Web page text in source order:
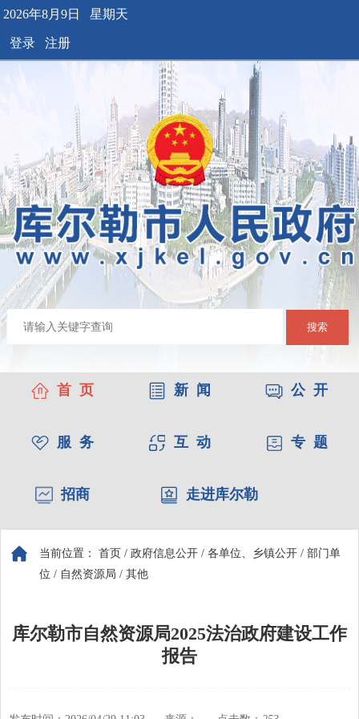
2026年8月9日 星期天
登录 注册
搜索
首 页 新 闻 公 开
服 务 互 动 专 题
招商 走进库尔勒
当前位置： 首页 / 政府信息公开 / 各单位、乡镇公开 / 部门单
位 / 自然资源局 / 其他
库尔勒市自然资源局2025法治政府建设工作
报告